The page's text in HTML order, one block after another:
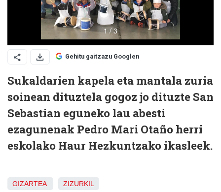
Gehitu gaitzazu Googlen
Sukaldarien kapela eta mantala zuria
soinean dituztela gogoz jo dituzte San
Sebastian eguneko lau abesti
ezagunenak Pedro Mari Otaño herri
eskolako Haur Hezkuntzako ikasleek.
GIZARTEA ZIZURKIL